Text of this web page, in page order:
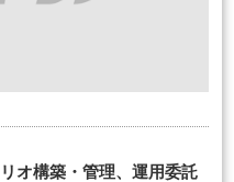
オ構築・管理、運用委託